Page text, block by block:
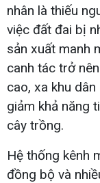
nhân là thiếu
việc đất đai bị
sản xuất manh
canh tác trở
cao, xa khu
giảm khả năng
cây trồng.
Hệ thống kênh
đồng bộ và